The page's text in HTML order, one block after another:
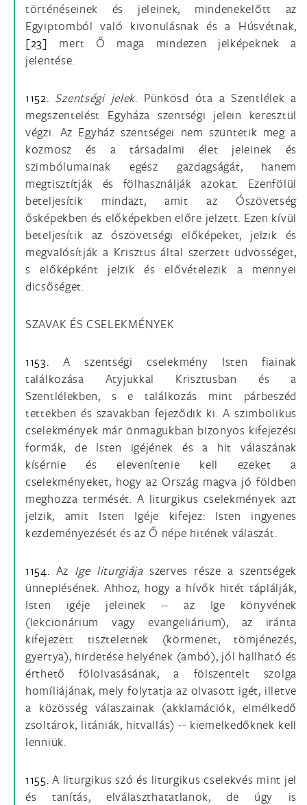
történéseinek és jeleinek, mindenekelőtt az
Egyiptomból való kivonulásnak és a Húsvétnak,
[23] mert Ő maga mindezen jelképeknek a
jelentése.
1152. Szentségi jelek. Pünkösd óta a Szentlélek a
megszentelést Egyháza szentségi jelein keresztül
végzi. Az Egyház szentségei nem szüntetik meg a
kozmosz és a társadalmi élet jeleinek és
szimbólumainak egész gazdagságát, hanem
megtisztítják és fölhasználják azokat. Ezenfölül
beteljesítik mindazt, amit az Ószövetség
ősképekben és előképekben előre jelzett. Ezen kívül
beteljesítik az ószövetségi előképeket, jelzik és
megvalósítják a Krisztus által szerzett üdvösséget,
s előképként jelzik és elővételezik a mennyei
dicsőséget.
SZAVAK ÉS CSELEKMÉNYEK
1153.A szentségi cselekmény Isten fiainak
találkozása Atyjukkal Krisztusban és a
Szentlélekben, s e találkozás mint párbeszéd
tettekben és szavakban fejeződik ki. A szimbolikus
cselekmények már önmagukban bizonyos kifejezési
formák, de Isten igéjének és a hit válaszának
kísérnie és elevenítenie kell ezeket a
cselekményeket, hogy az Ország magva jó földben
meghozza termését. A liturgikus cselekmények azt
jelzik, amit Isten Igéje kifejez: Isten ingyenes
kezdeményezését és az Ő népe hitének válaszát.
1154. Az Ige liturgiájaszerves része a szentségek
ünneplésének. Ahhoz, hogy a hívők hitét táplálják,
Isten igéje jeleinek -- az Ige könyvének
(lekcionárium vagy evangeliárium), az iránta
kifejezett tiszteletnek (körmenet, tömjénezés,
gyertya), hirdetése helyének (ambó), jól hallható és
érthető fölolvasásának, a fölszentelt szolga
homíliájának, mely folytatja az olvasott igét, illetve
a közösség válaszainak (akklamációk, elmélkedő
zsoltárok, litániák, hitvallás) -- kiemelkedőknek kell
lenniük.
1155.A liturgikus szó és liturgikus cselekvés mint jel
és tanítás, elválaszthatatlanok, de úgy is